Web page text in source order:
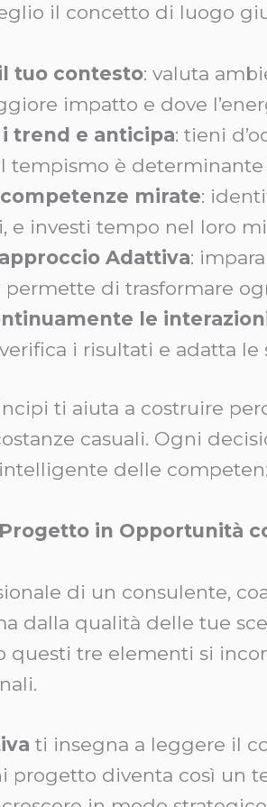
il concetto di luogo
tuo contesto: valuta
impatto e dove
trend e anticipa: tieni
tempismo è
mirate:
e investi tempo nel loro
Adattiva:
di trasformare
le
i risultati e adatta le
ti aiuta a costruire
casuali. Ogni
intelligente delle
in Opportunità
di un consulente,
dalla qualità delle tue
questi tre elementi si
ti insegna a leggere il
progetto diventa così un